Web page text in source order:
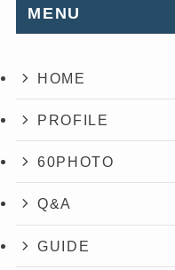
MENU
HOME
PROFILE
60PHOTO
Q&A
GUIDE